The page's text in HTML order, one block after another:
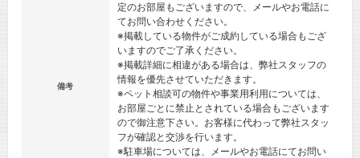
備考
定のお部屋もございますので、メールやお電話に
てお問い合わせください。
※掲載している物件がご成約している場合もござ
いますのでご了承ください。
※掲載詳細に相違がある場合は、弊社スタッフの
情報を優先させていただきます。
※ペット相談可の物件や事業用利用については、
お部屋ごとに禁止とされている場合もございます
ので御注意下さい。お客様に代わって弊社スタッ
フが確認と交渉を行います。
※駐車場については、メールやお電話にてお問い